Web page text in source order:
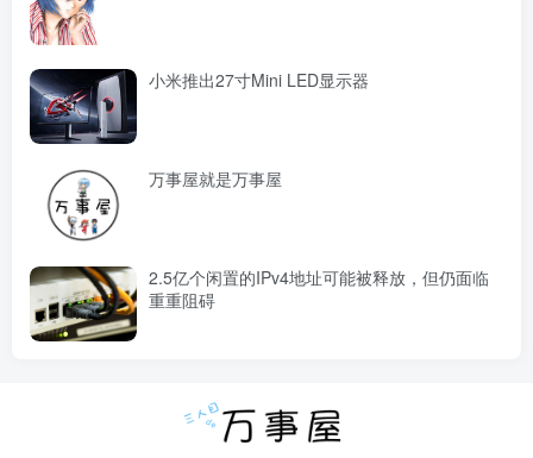
小米推出27寸Mini LED显示器
万事屋就是万事屋
2.5亿个闲置的IPv4地址可能被释放，但仍面临
重重阻碍